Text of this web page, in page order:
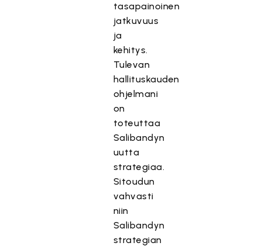
tasapainoinen
jatkuvuus
ja
kehitys.
Tulevan
hallituskauden
ohjelmani
on
toteuttaa
Salibandyn
uutta
strategiaa.
Sitoudun
vahvasti
niin
Salibandyn
strategian